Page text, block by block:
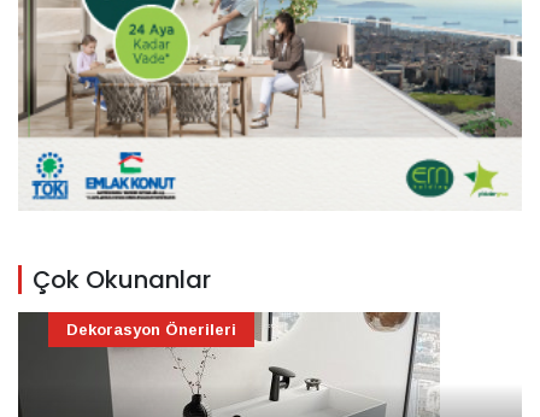
Çok Okunanlar
Dekorasyon Önerileri